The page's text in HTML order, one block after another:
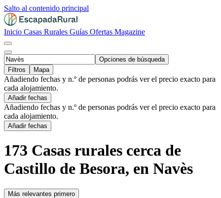
Salto al contenido principal
Inicio Casas Rurales Guías Ofertas Magazine
Opciones de búsqueda
Filtros
Mapa
Añadiendo fechas y n.º de personas podrás ver el precio exacto para
cada alojamiento.
Añadir fechas
Añadiendo fechas y n.º de personas podrás ver el precio exacto para
cada alojamiento.
Añadir fechas
173 Casas rurales cerca de
Castillo de Besora, en Navès
Más relevantes primero